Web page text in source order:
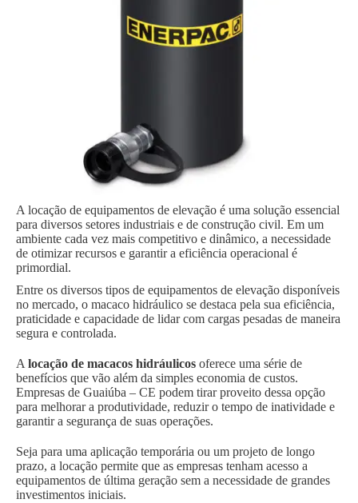
A locação de equipamentos de elevação é uma solução essencial
para diversos setores industriais e de construção civil. Em um
ambiente cada vez mais competitivo e dinâmico, a necessidade
de otimizar recursos e garantir a eficiência operacional é
primordial.
Entre os diversos tipos de equipamentos de elevação disponíveis
no mercado, o macaco hidráulico se destaca pela sua eficiência,
praticidade e capacidade de lidar com cargas pesadas de maneira
segura e controlada.
A locação de macacos hidráulicos oferece uma série de
benefícios que vão além da simples economia de custos.
Empresas de Guaiúba – CE podem tirar proveito dessa opção
para melhorar a produtividade, reduzir o tempo de inatividade e
garantir a segurança de suas operações.
Seja para uma aplicação temporária ou um projeto de longo
prazo, a locação permite que as empresas tenham acesso a
equipamentos de última geração sem a necessidade de grandes
investimentos iniciais.